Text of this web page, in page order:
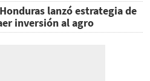
lanzó estrategia de
inversión al agro